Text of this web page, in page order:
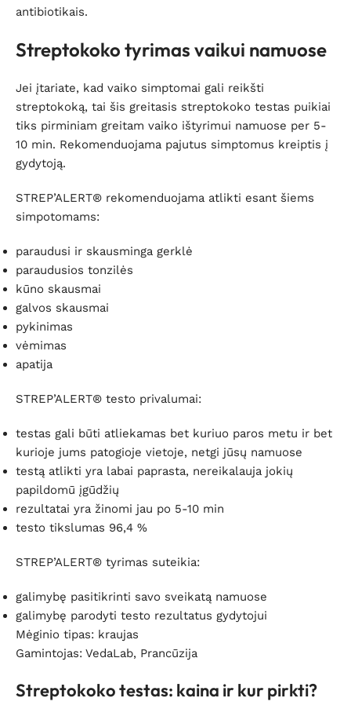
antibiotikais.
Streptokoko tyrimas vaikui namuose
Jei įtariate, kad vaiko simptomai gali reikšti
streptokoką, tai šis greitasis streptokoko testas puikiai
tiks pirminiam greitam vaiko ištyrimui namuose per 5-
10 min. Rekomenduojama pajutus simptomus kreiptis į
gydytoją.
STREP’ALERT® rekomenduojama atlikti esant šiems
simpotomams:
paraudusi ir skausminga gerklė
paraudusios tonzilės
kūno skausmai
galvos skausmai
pykinimas
vėmimas
apatija
STREP’ALERT® testo privalumai:
testas gali būti atliekamas bet kuriuo paros metu ir bet
kurioje jums patogioje vietoje, netgi jūsų namuose
testą atlikti yra labai paprasta, nereikalauja jokių
papildomū įgūdžių
rezultatai yra žinomi jau po 5-10 min
testo tikslumas 96,4 %
STREP’ALERT® tyrimas suteikia:
galimybę pasitikrinti savo sveikatą namuose
galimybę parodyti testo rezultatus gydytojui
Mėginio tipas: kraujas
Gamintojas: VedaLab, Prancūzija
Streptokoko testas: kaina ir kur pirkti?